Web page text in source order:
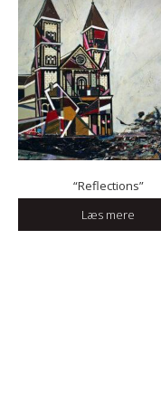
“Reflections”
Læs mere